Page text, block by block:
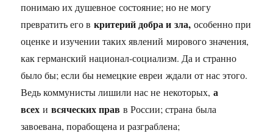
понимаю их душевное состояние; но не могу
превратить его вкритерий добра и зла,особенно при
оценке и изучении таких явлений мирового значения,
как германский национал-социализм. Да и странно
было бы; если бы немецкие евреи ждали от нас этого.
Ведь коммунисты лишили нас не некоторых,а
всехивсяческих правв России; страна была
завоевана, порабощена и разграблена;